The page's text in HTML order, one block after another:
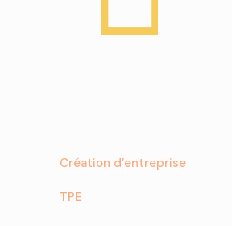
Création d’entreprise
TPE